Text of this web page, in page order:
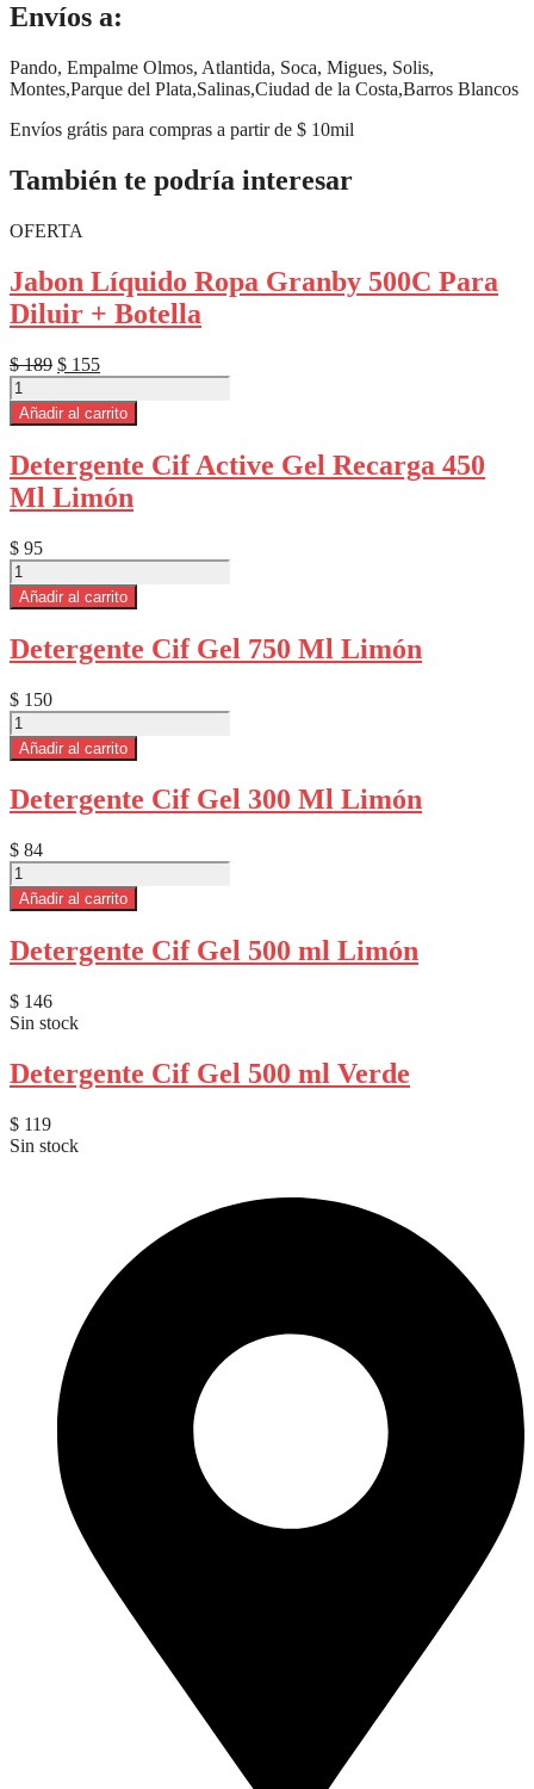
Envíos a:
Pando, Empalme Olmos, Atlantida, Soca, Migues, Solis,
Montes,Parque del Plata,Salinas,Ciudad de la Costa,Barros Blancos
Envíos grátis para compras a partir de $ 10mil
También te podría interesar
OFERTA
Jabon Líquido Ropa Granby 500C Para
Diluir + Botella
$189 El
precio
original
era:
$ 155El
precio
actual
es:
Jabon
Líquido
Ropa
500C
Para
Diluir
Botella
cantidad
Añadir al carrito
Detergente Cif Active Gel Recarga 450
Ml Limón
$ 95
Detergente
Cif
Active
Recarga
Ml
Limón
cantidad
Añadir al carrito
Detergente Cif Gel 750 Ml Limón
$ 150
Detergente
Cif
Gel
Ml
cantidad
Añadir al carrito
Detergente Cif Gel 300 Ml Limón
$ 84
Detergente
Cif
Gel
Ml
cantidad
Añadir al carrito
Detergente Cif Gel 500 ml Limón
$ 146
Sin stock
Detergente Cif Gel 500 ml Verde
$ 119
Sin stock